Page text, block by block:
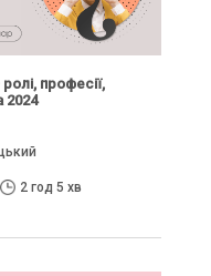
професії,
2024
2 год 5 хв